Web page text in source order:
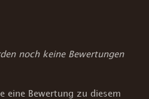
noch keine Bewertungen
eine Bewertung zu diesem